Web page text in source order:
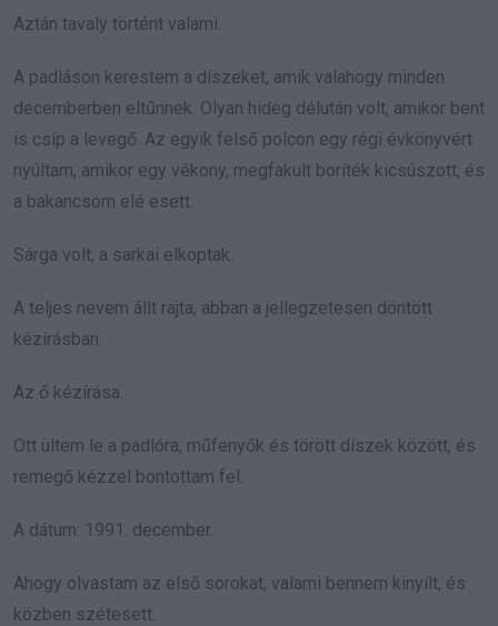
Aztán tavaly történt valami.
A padláson kerestem a díszeket, amik valahogy minden
decemberben eltűnnek. Olyan hideg délután volt, amikor bent
is csíp a levegő. Az egyik felső polcon egy régi évkönyvért
nyúltam, amikor egy vékony, megfakult boríték kicsúszott, és
a bakancsom elé esett.
Sárga volt, a sarkai elkoptak.
A teljes nevem állt rajta, abban a jellegzetesen döntött
kézírásban.
Az ő kézírása.
Ott ültem le a padlóra, műfenyők és törött díszek között, és
remegő kézzel bontottam fel.
A dátum: 1991. december.
Ahogy olvastam az első sorokat, valami bennem kinyílt, és
közben szétesett.